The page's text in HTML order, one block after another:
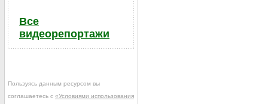
Все
видеорепортажи
Пользуясь данным ресурсом вы
соглашаетесь с «Условиями использования